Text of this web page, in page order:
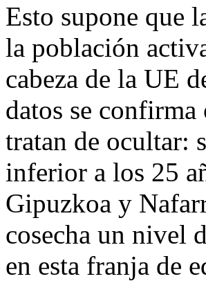
Esto supone que
la población
cabeza de la UE
datos se
tratan de ocultar:
inferior a los 25
Gipuzkoa y
cosecha un nivel
en esta franja de